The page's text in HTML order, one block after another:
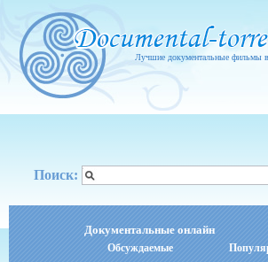
Лучшие документальные фильмы
Поиск:
Документальные онлайн
Обсуждаемые